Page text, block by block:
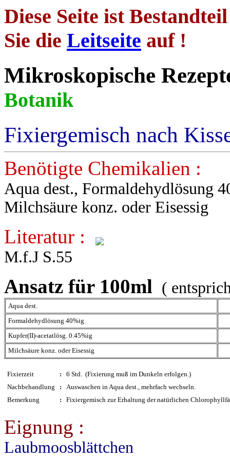
Diese Seite ist
Sie die Leitseite auf !
Mikroskopische
Botanik
Fixiergemisch nach
Benötigte Chemikalien :
Aqua dest., Formaldehydlösung
Milchsäure konz. oder Eisessig
Literatur :
M.f.J S.55
Ansatz für 100ml (
Aqua dest.
Formaldehydlösung 40%ig
Kupfer(II)-acetatlösg. 0.45%ig
Milchsäure konz. oder Eisessig
Fixierzeit :
6 Std. (Fixierung muß im Dunkeln erfolgen.)
Nachbehandlung
:
Auswaschen in Aqua dest., mehrfach wechseln.
Bemerkung
: Fixiergemisch zur Erhaltung der natürlichen
Eignung :
Laubmoosblättchen